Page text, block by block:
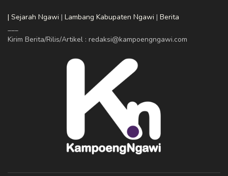
| Sejarah Ngawi | Lambang Kabupaten Ngawi | Berita
Kirim Berita/Rilis/Artikel : redaksi@kampoengngawi.com